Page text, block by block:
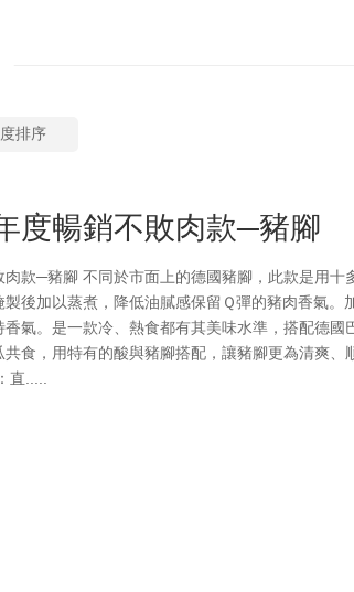
度暢銷不敗肉款─豬腳
肉款─豬腳 不同於市面上的德國豬腳，此款是用十
後加以蒸煮，降低油膩感保留Ｑ彈的豬肉香氣。
氣。是一款冷、熱食都有其美味水準，搭配德國
食，用特有的酸與豬腳搭配，讓豬腳更為清爽、
.....